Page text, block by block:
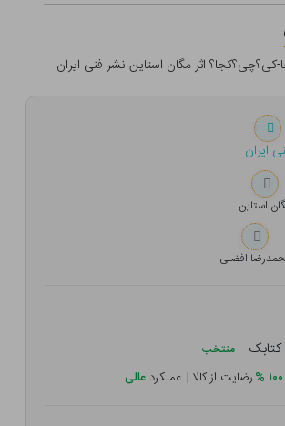
کی؟چی؟کجا؟ اثر مگان استاین نشر فنی ایران
ایران
استاین
افضلی
کتابک منتخب
۱۰۰ %رضایت از کالا | عملکرد عالی